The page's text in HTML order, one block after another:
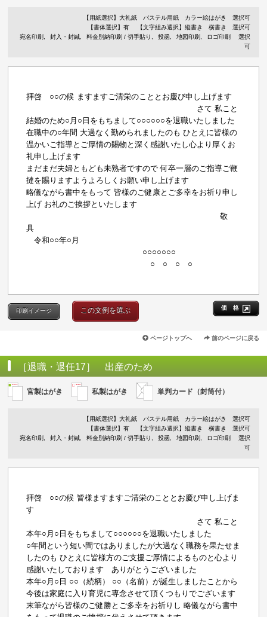
【用紙選択】 大礼紙 パステル用紙 カラー絵はがき
選択可
【書体選択】有
【文字組み選択】縦書き 横書き 選択可
宛名印刷
封入・封緘 料金別納印刷 / 切手貼り 投函 地図印刷 ロゴ印刷
選択
可
拝啓 ○○の候 ますますご清栄のこととお慶び申し上げます
さて 私こと
結婚のため○月○日をもちまして○○○○○○を退職いたしました
在職中の○年間 大過なく勤められましたのも ひとえに皆様の
温かいご指導とご厚情の賜物と深く感謝いたし心より厚くお
礼申し上げます
まだまだ夫婦ともども未熟者ですので 何卒一層のご指導ご鞭
撻を賜りますようよろしくお願い申し上げます
略儀ながら書中をもって 皆様のご健康とご多幸をお祈り申し
上げ お礼のご挨拶といたします
敬
具
令和○○年○月
○○○○○○○
○ ○ ○ ○
価 格
印刷イメージ この文例を選ぶ
ページトップへ 前のページに戻る
［退職・退任17］ 出産のため
官製はがき 私製はがき 単判カード（封筒付）
【用紙選択】 大礼紙 パステル用紙 カラー絵はがき
選択可
【書体選択】有
【文字組み選択】縦書き 横書き 選択可
宛名印刷
封入・封緘 料金別納印刷 / 切手貼り 投函 地図印刷 ロゴ印刷
選択
可
拝啓 ○○の候 皆様ますますご清栄のこととお慶び申し上げま
す
さて 私こと
本年○月○日をもちまして○○○○○○を退職いたしました
○年間という短い間ではありましたが大過なく職務を果たせま
したのも ひとえに皆様方のご支援ご厚情によるものと心より
感謝いたしております ありがとうございました
本年○月○日 ○○（続柄） ○○（名前）が誕生しましたことから
今後は家庭に入り育児に専念させて頂くつもりでございます
末筆ながら皆様のご健勝とご多幸をお祈りし 略儀ながら書中